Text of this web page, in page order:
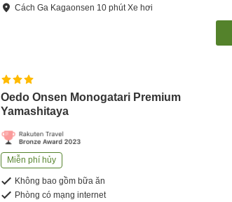
CáchGa Kagaonsen 10 phútXe hơi
Oedo Onsen Monogatari Premium
Yamashitaya
Miễn phí hủy
Không bao gồm bữa ăn
Phòng có mạng internet